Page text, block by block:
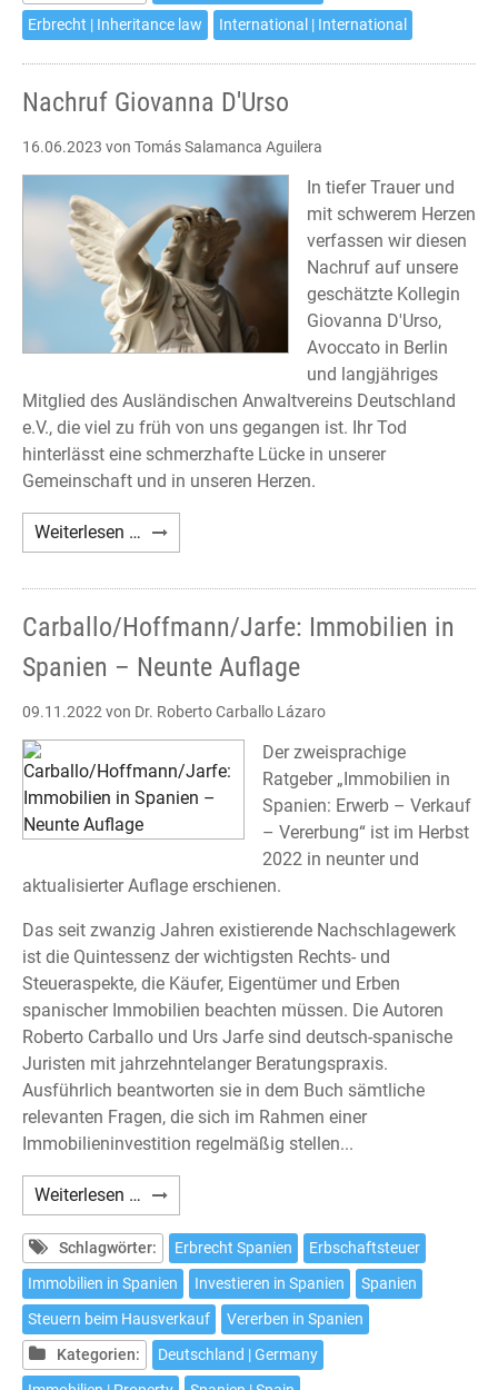
Erbrecht | Inheritance law
International | International
Nachruf Giovanna D'Urso
16.06.2023 von Tomás Salamanca Aguilera
In tiefer Trauer und
mit schwerem Herzen
verfassen wir diesen
Nachruf auf unsere
geschätzte Kollegin
Giovanna D'Urso,
Avoccato in Berlin
und langjähriges
Mitglied des Ausländischen Anwaltvereins Deutschland
e.V., die viel zu früh von uns gegangen ist. Ihr Tod
hinterlässt eine schmerzhafte Lücke in unserer
Gemeinschaft und in unseren Herzen.
Weiterlesen … Nachruf
Giovanna
D'Urso
Carballo/Hoffmann/Jarfe: Immobilien in
Spanien – Neunte Auflage
09.11.2022 von Dr. Roberto Carballo Lázaro
Der zweisprachige
Ratgeber „Immobilien in
Spanien: Erwerb – Verkauf
– Vererbung“ ist im Herbst
2022 in neunter und
aktualisierter Auflage erschienen.
Das seit zwanzig Jahren existierende Nachschlagewerk
ist die Quintessenz der wichtigsten Rechts- und
Steueraspekte, die Käufer, Eigentümer und Erben
spanischer Immobilien beachten müssen. Die Autoren
Roberto Carballo und Urs Jarfe sind deutsch-spanische
Juristen mit jahrzehntelanger Beratungspraxis.
Ausführlich beantworten sie in dem Buch sämtliche
relevanten Fragen, die sich im Rahmen einer
Immobilieninvestition regelmäßig stellen...
Weiterlesen … Carballo/Hoffmann/Jarfe:
Immobilien
in
Spanien
–
Neunte
Auflage
Schlagwörter: Erbrecht Spanien
Erbschaftsteuer
Immobilien in Spanien
Investieren in Spanien
Spanien
Steuern beim Hausverkauf
Vererben in Spanien
Kategorien:
Deutschland | Germany